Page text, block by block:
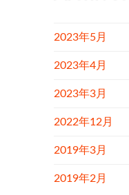
2023年5月
2023年4月
2023年3月
2022年12月
2019年3月
2019年2月